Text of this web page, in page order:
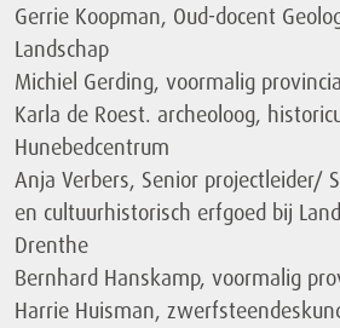
Gerrie Koopman, Oud-docent
Landschap
Michiel Gerding, voormalig
Karla de Roest. archeoloog,
Hunebedcentrum
Anja Verbers, Senior projectleider/
en cultuurhistorisch erfgoed bij
Drenthe
Bernhard Hanskamp, voormalig
Harrie Huisman,